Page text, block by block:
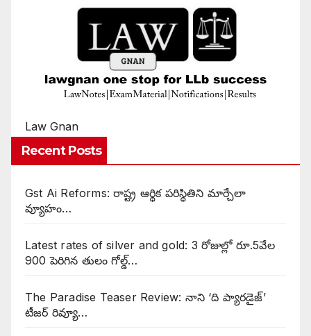
Law Gnan
Recent Posts
Gst Ai Reforms: రాష్ట్ర ఆర్థిక పరిస్థితిని మార్చేలా
వ్యూహం…
Latest rates of silver and gold: 3 రోజుల్లో రూ.5వేల
900 పెరిగిన తులం గోల్డ్…
The Paradise Teaser Review: నాని ‘ది ప్యారడైజ్’
టీజర్ రివ్యూ…